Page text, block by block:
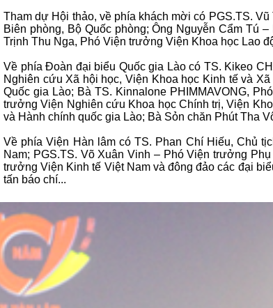
Tham dự Hội thảo, về phía khách mời có PGS.TS.
Biên phòng, Bộ Quốc phòng; Ông Nguyễn Cẩm Tú
Trịnh Thu Nga, Phó Viện trưởng Viện Khoa học Lao
Về phía Đoàn đại biểu Quốc gia Lào có TS. Kikeo
Nghiên cứu Xã hội học, Viện Khoa học Kinh tế và
Quốc gia Lào; Bà TS. Kinnalone PHIMMAVONG,
trưởng Viện Nghiên cứu Khoa học Chính trị, Viện
và Hành chính quốc gia Lào; Bà Sỏn chăn Phút Tha
Về phía Viện Hàn lâm có TS. Phan Chí Hiếu, Chủ
Nam; PGS.TS. Võ Xuân Vinh – Phó Viện trưởng
trưởng Viện Kinh tế Việt Nam và đông đảo các đại
tấn báo chí...